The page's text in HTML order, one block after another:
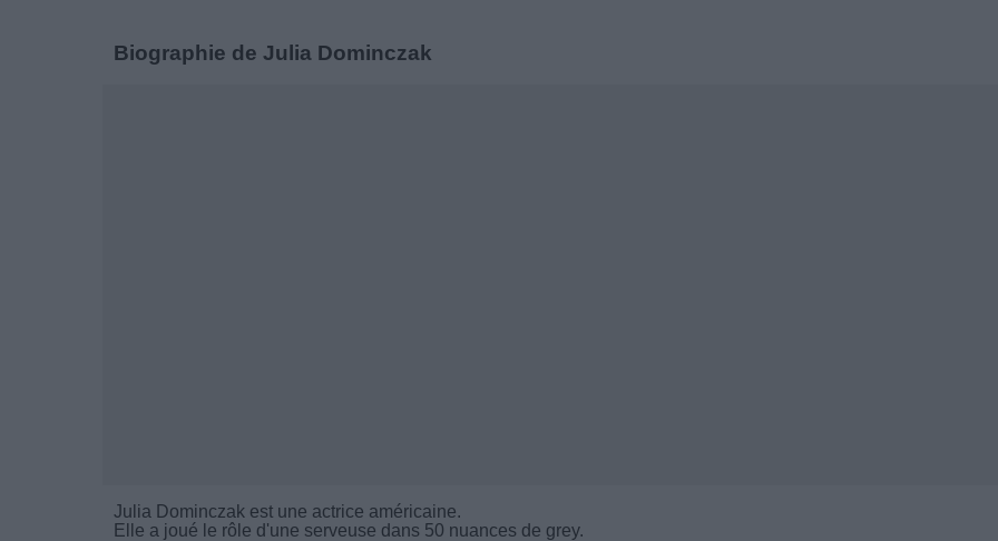
Biographie de Julia Dominczak
Julia Dominczak est une actrice américaine.
Elle a joué le rôle d'une serveuse dans 50 nuances de grey.